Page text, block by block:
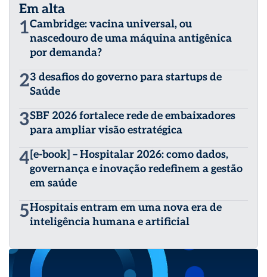
Em alta
1Cambridge: vacina universal, ou
nascedouro de uma máquina antigênica
por demanda?
23 desafios do governo para startups de
Saúde
3SBF 2026 fortalece rede de embaixadores
para ampliar visão estratégica
4[e-book] – Hospitalar 2026: como dados,
governança e inovação redefinem a gestão
em saúde
5Hospitais entram em uma nova era de
inteligência humana e artificial